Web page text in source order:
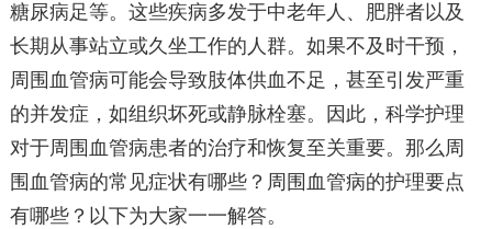
糖尿病足等。这些疾病多发于中老年人、肥胖者以及
长期从事站立或久坐工作的人群。如果不及时干预，
周围血管病可能会导致肢体供血不足，甚至引发严重
的并发症，如组织坏死或静脉栓塞。因此，科学护理
对于周围血管病患者的治疗和恢复至关重要。那么周
围血管病的常见症状有哪些？周围血管病的护理要点
有哪些？以下为大家一一解答。